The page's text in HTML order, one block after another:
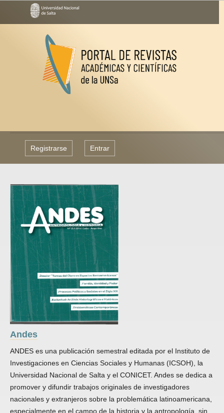
Registrarse Entrar
Andes
ANDES es una publicación semestral editada por el Instituto de
Investigaciones en Ciencias Sociales y Humanas (ICSOH), la
Universidad Nacional de Salta y el CONICET. Andes se dedica a
promover y difundir trabajos originales de investigadores
nacionales y extranjeros sobre la problemática latinoamericana,
especialmente en el campo de la historia y la antropología, sin